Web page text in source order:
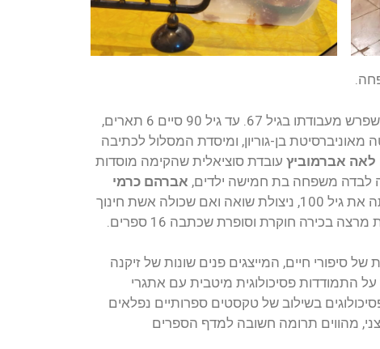
עד גיל 90 סיים 6 תארים,
בן-גוריון, ומיסדת המסלול לכתיבה
לאה אברמוביץ עובדת סוציאלית שהקימה מוסדות
לבדה משפחה בת חמישה ילדים, אברהם כרמי
חצתה את גיל 100, ניצולת שואה ואם שכולה אשת חינוך
מרצה בכירה חוקרת וסופרת שכתבה 16 ספרים.
סיפורי חיים, המייצגים פנים שונות של זיקנה
התמודדות פסיכולוגית מיטבית עם אתגרי
בשילוב של טקסטים ספרותיים נפלאים
מהווים תרומה חשובה למדף הספרים